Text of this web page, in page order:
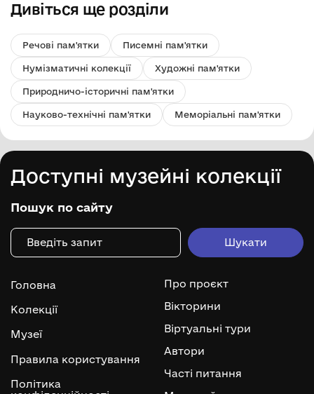
Дивіться ще розділи
Речові пам'ятки Писемні пам'ятки
Нумізматичні колекції Художні пам'ятки
Природничо-історичні пам'ятки
Науково-технічні пам'ятки Меморіальні пам'ятки
Доступні музейні колекції
Пошук по сайту
Головна
Колекції
Музеї
Правила користування
Політика
Про проєкт
Вікторини
Віртуальні тури
Автори
Часті питання